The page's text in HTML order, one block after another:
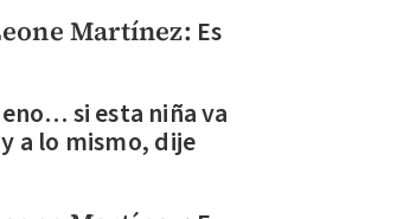
Martínez: Es
si esta niña va
a lo mismo, dije